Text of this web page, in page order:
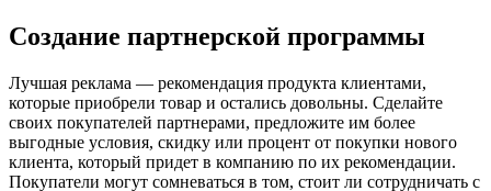
Создание партнерской программы
Лучшая реклама — рекомендация продукта клиентами,
которые приобрели товар и остались довольны. Сделайте
своих покупателей партнерами, предложите им более
выгодные условия, скидку или процент от покупки нового
клиента, который придет в компанию по их рекомендации.
Покупатели могут сомневаться в том, стоит ли сотрудничать с